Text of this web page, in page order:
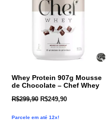
Whey Protein 907g Mousse
de Chocolate – Chef Whey
R$299,90 R$249,90
Parcele em até 12x!